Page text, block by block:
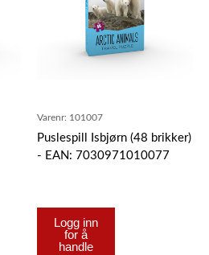
Varenr: 101007
Puslespill Isbjørn (48 brikker)
- EAN: 7030971010077
Logg inn
for å
handle